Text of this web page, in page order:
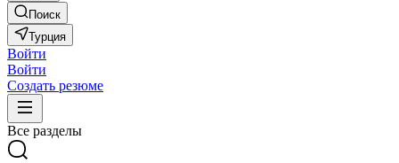
Поиск
Турция
Войти
Войти
Создать резюме
Все разделы